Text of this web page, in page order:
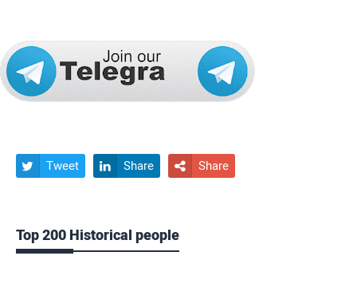
 Tweet  Share  Share
Top 200 Historical people